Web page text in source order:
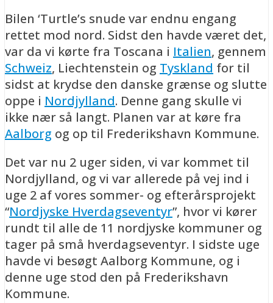
Bilen ‘Turtle’s snude var endnu engang
rettet mod nord. Sidst den havde været det,
var da vi kørte fra Toscana i Italien, gennem
Schweiz, Liechtenstein og Tyskland for til
sidst at krydse den danske grænse og slutte
oppe i Nordjylland. Denne gang skulle vi
ikke nær så langt. Planen var at køre fra
Aalborg og op til Frederikshavn Kommune.
Det var nu 2 uger siden, vi var kommet til
Nordjylland, og vi var allerede på vej ind i
uge 2 af vores sommer- og efterårsprojekt
“Nordjyske Hverdagseventyr”, hvor vi kører
rundt til alle de 11 nordjyske kommuner og
tager på små hverdagseventyr. I sidste uge
havde vi besøgt Aalborg Kommune, og i
denne uge stod den på Frederikshavn
Kommune.